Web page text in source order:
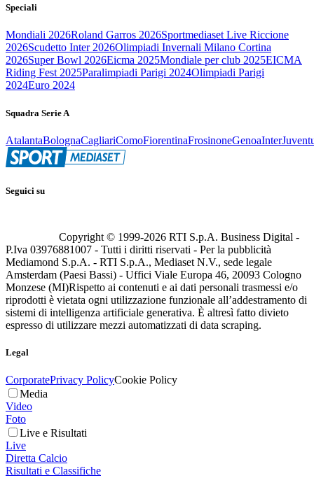
Speciali
Mondiali 2026Roland Garros 2026Sportmediaset Live Riccione
2026Scudetto Inter 2026Olimpiadi Invernali Milano Cortina
2026Super Bowl 2026Eicma 2025Mondiale per club 2025EICMA
Riding Fest 2025Paralimpiadi Parigi 2024Olimpiadi Parigi
2024Euro 2024
Squadra Serie A
AtalantaBolognaCagliariComoFiorentinaFrosinoneGenoaInter
Seguici su
Copyright © 1999-2026 RTI S.p.A. Business Digital -
P.Iva 03976881007 - Tutti i diritti riservati - Per la pubblicità
Mediamond S.p.A. - RTI S.p.A., Mediaset N.V., sede legale
Amsterdam (Paesi Bassi) - Uffici Viale Europa 46, 20093 Cologno
Monzese (MI)Rispetto ai contenuti e ai dati personali trasmessi e/o
riprodotti è vietata ogni utilizzazione funzionale all’addestramento di
sistemi di intelligenza artificiale generativa. È altresì fatto divieto
espresso di utilizzare mezzi automatizzati di data scraping.
Legal
CorporatePrivacy PolicyCookie Policy
Media
Video
Foto
Live e Risultati
Live
Diretta Calcio
Risultati e Classifiche